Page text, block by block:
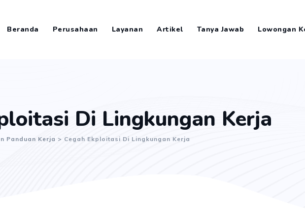
Beranda Perusahaan Layanan Artikel Tanya Jawab Lowongan
Di Lingkungan Kerja
Panduan Kerja > Cegah Ekploitasi Di Lingkungan Kerja